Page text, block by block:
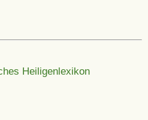
Heiligenlexikon